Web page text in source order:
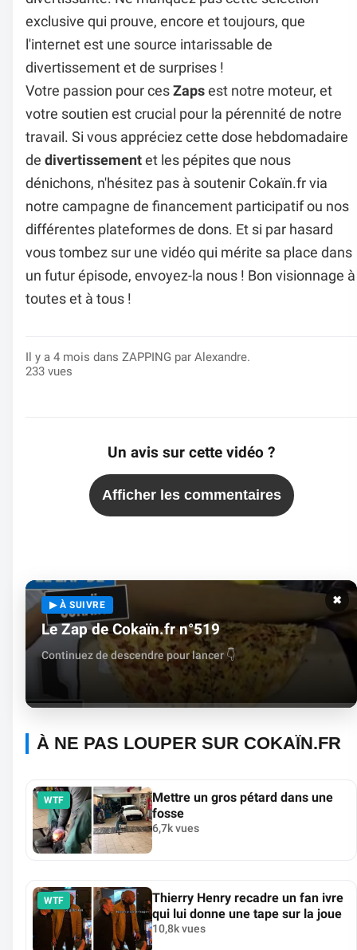
exclusive qui prouve, encore et toujours, que
l'internet est une source intarissable de
divertissement et de surprises !
Votre passion pour ces Zaps est notre moteur, et
votre soutien est crucial pour la pérennité de notre
travail. Si vous appréciez cette dose hebdomadaire
de divertissement et les pépites que nous
dénichons, n'hésitez pas à soutenir Cokaïn.fr via
notre campagne de financement participatif ou nos
différentes plateformes de dons. Et si par hasard
vous tombez sur une vidéo qui mérite sa place dans
un futur épisode, envoyez-la nous ! Bon visionnage à
toutes et à tous !
Il y a 4 mois dans ZAPPING par Alexandre.
233 vues
Un avis sur cette vidéo ?
Afficher les commentaires
✖
▶ À SUIVRE
Le Zap de Cokaïn.fr n°519
Continuez de descendre pour lancer 👇
À NE PAS LOUPER SUR COKAÏN.FR
WTF
Mettre un gros pétard dans une
fosse
6,7k vues
WTF
Thierry Henry recadre un fan ivre
qui lui donne une tape sur la joue
10,8k vues